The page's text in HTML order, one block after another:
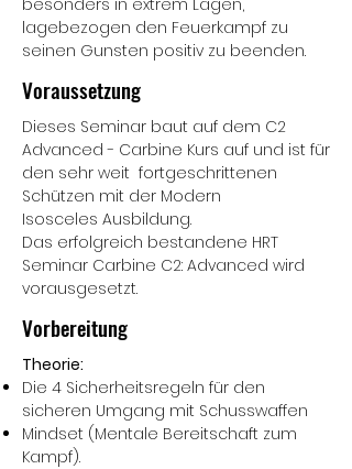
besonders in extrem Lagen,
lagebezogen den Feuerkampf zu
seinen Gunsten positiv zu beenden.
Voraussetzung
Dieses Seminar baut auf dem C2
Advanced - Carbine Kurs auf und ist für
den sehr weit fortgeschrittenen
Schützen mit der Modern
Isosceles Ausbildung.
Das erfolgreich bestandene HRT
Seminar Carbine C2: Advanced wird
vorausgesetzt.
Vorbereitung
Theorie:
Die 4 Sicherheitsregeln für den
sicheren Umgang mit Schusswaffen
Mindset (Mentale Bereitschaft zum
Kampf).